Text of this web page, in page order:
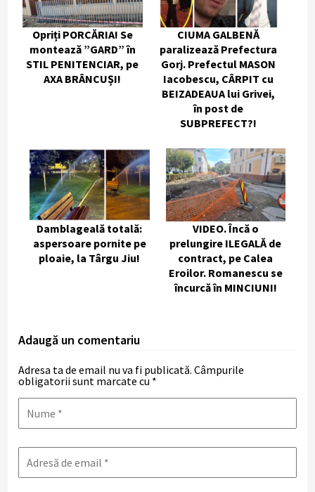
Opriți PORCĂRIA! Se
montează ”GARD” în
STIL PENITENCIAR, pe
AXA BRÂNCUȘI!
CIUMA GALBENĂ
paralizează Prefectura
Gorj. Prefectul MASON
Iacobescu, CÂRPIT cu
BEIZADEAUA lui Grivei,
în post de
SUBPREFECT?!
Damblageală totală:
aspersoare pornite pe
ploaie, la Târgu Jiu!
VIDEO. Încă o
prelungire ILEGALĂ de
contract, pe Calea
Eroilor. Romanescu se
încurcă în MINCIUNI!
Adaugă un comentariu
Adresa ta de email nu va fi publicată. Câmpurile
obligatorii sunt marcate cu *